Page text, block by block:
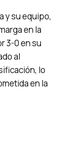
y su equipo,
en la
3-0 en su
al
lo
en la